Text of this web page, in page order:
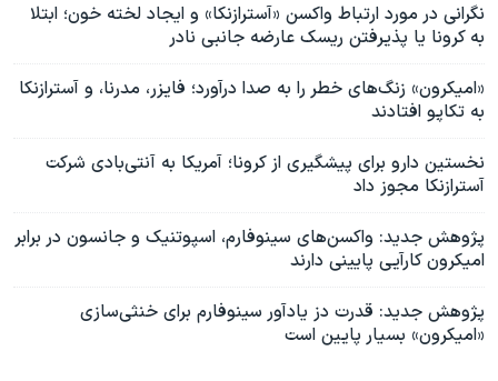
نگرانی در مورد ارتباط واکسن «آسترازنکا» و ایجاد لخته خون؛ ابتلا
به کرونا یا پذیرفتن ریسک عارضه جانبی نادر
«امیکرون» زنگ‌های خطر را به صدا درآورد؛ فایزر، مدرنا، و آسترازنکا
به تکاپو افتادند
نخستین دارو برای پیشگیری از کرونا؛ آمریکا به آنتی‌بادی شرکت
آسترازنکا مجوز داد
پژوهش جدید: واکسن‌های سینوفارم، اسپوتنیک و جانسون در برابر
امیکرون کارآیی پایینی دارند
پژوهش جدید: قدرت دز یادآور سینوفارم برای خنثی‌سازی
«امیکرون» بسیار پایین است